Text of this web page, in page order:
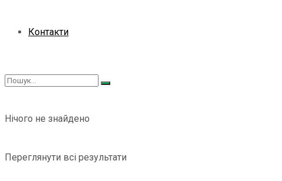
Контакти
Нічого не знайдено
Переглянути всі результати